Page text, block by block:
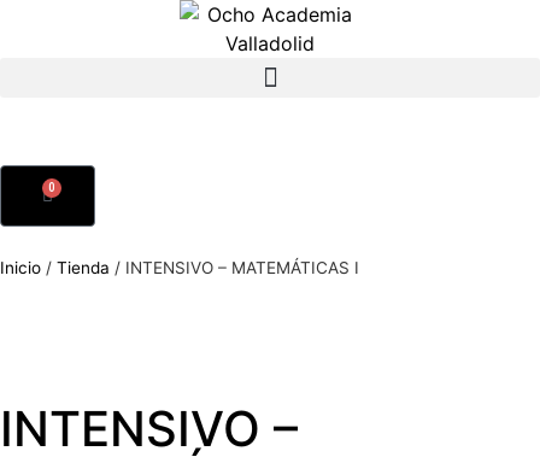
0
Inicio / Tienda / INTENSIVO – MATEMÁTICAS I
INTENSIVO –